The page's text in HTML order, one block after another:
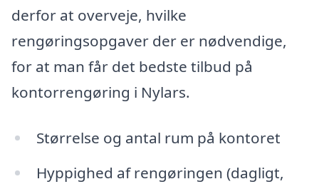
derfor at overveje, hvilke
rengøringsopgaver der er nødvendige,
for at man får det bedste tilbud på
kontorrengøring i Nylars.
Størrelse og antal rum på kontoret
Hyppighed af rengøringen (dagligt,